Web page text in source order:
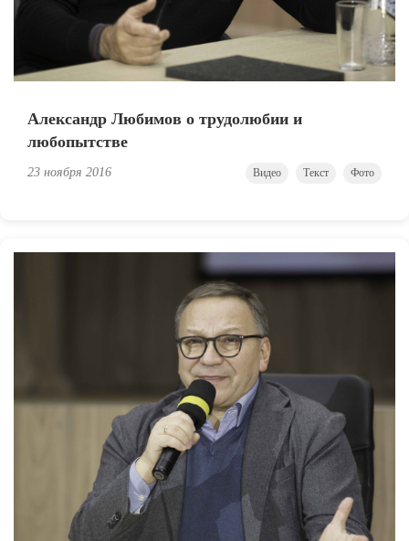
Александр Любимов о трудолюбии и
любопытстве
23 ноября 2016 Видео Текст Фото